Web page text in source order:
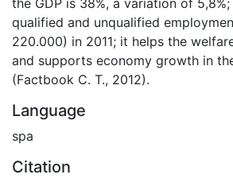
qualified and unqualified
220.000) in 2011; it helps the
and supports economy growth in
(Factbook C. T., 2012).
Language
spa
Citation